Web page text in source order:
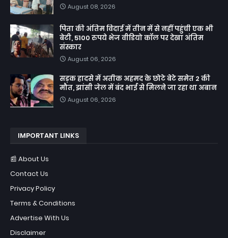
August 08, 2026
पिता की अंतिम विदाई में तीन में से नहीं पहुंची एक भी
बेटी, 5100 रुपये भेज वीडियो कॉल पर देखा अंतिम
संस्कार
August 06, 2026
सड़क हादसे में अतीक अहमद के छोटे बेटे समेत 2 की
मौत, झांसी जेल में बंद भाई से मिलने जा रहा था अबान
August 06, 2026
IMPORTANT LINKS
📰 About Us
Contact Us
Privacy Policy
Terms & Conditions
Advertise With Us
Disclaimer